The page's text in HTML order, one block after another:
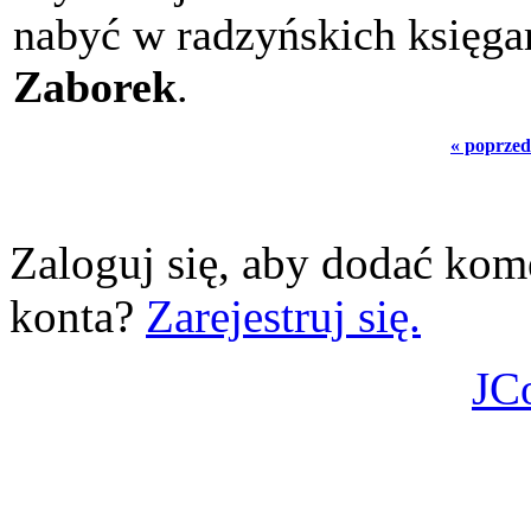
nabyć w radzyńskich
Zaborek.
«
Zaloguj się, aby dodać
konta? Zarejestruj się.